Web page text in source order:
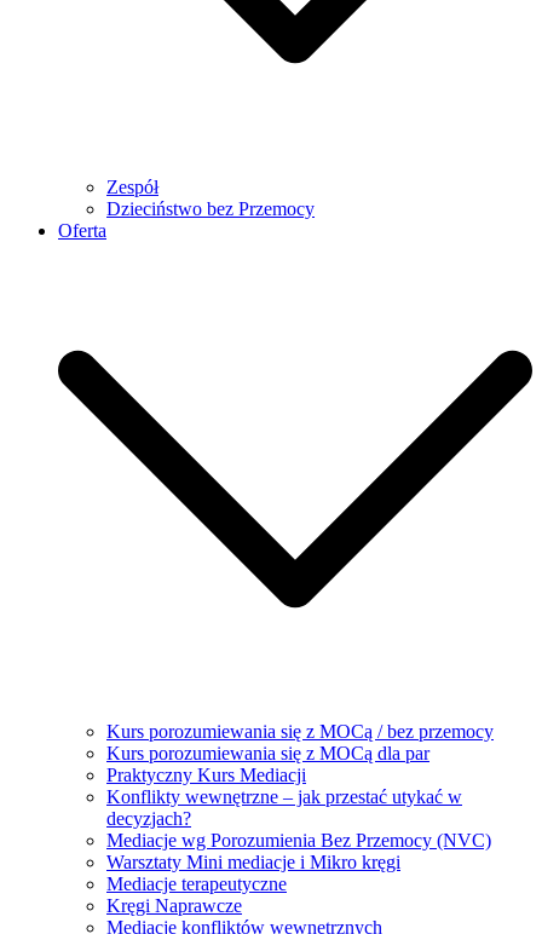
Zespół
Dzieciństwo bez Przemocy
Oferta
Kurs porozumiewania się z MOCą / bez przemocy
Kurs porozumiewania się z MOCą dla par
Praktyczny Kurs Mediacji
Konflikty wewnętrzne – jak przestać utykać w
decyzjach?
Mediacje wg Porozumienia Bez Przemocy (NVC)
Warsztaty Mini mediacje i Mikro kręgi
Mediacje terapeutyczne
Kręgi Naprawcze
Mediacje konfliktów wewnętrznych